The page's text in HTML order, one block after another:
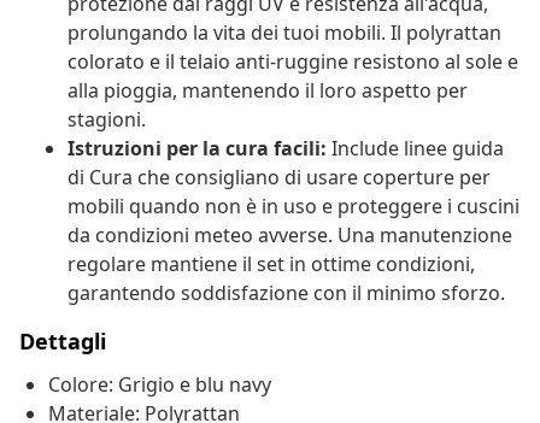
prolungando la vita dei tuoi mobili. Il polyrattan
colorato e il telaio anti-ruggine resistono al sole e
alla pioggia, mantenendo il loro aspetto per
stagioni.
Istruzioni per la cura facili: Include linee guida
di Cura che consigliano di usare coperture per
mobili quando non è in uso e proteggere i cuscini
da condizioni meteo avverse. Una manutenzione
regolare mantiene il set in ottime condizioni,
garantendo soddisfazione con il minimo sforzo.
Dettagli
Colore: Grigio e blu navy
Materiale: Polyrattan